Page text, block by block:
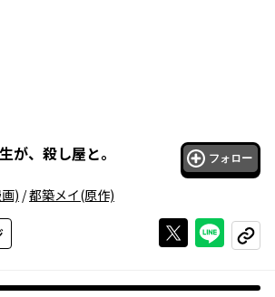
が、殺し屋と。 フォロー
) /都築メイ(原作)
Xで投稿する
ライン
コピー